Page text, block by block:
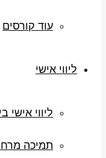
עוד קורסים
ליווי אישי
ליווי אישי
תמיכה